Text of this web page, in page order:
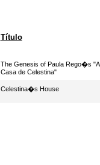
Título
The Genesis of Paula Rego�s "A
Casa de Celestina"
Celestina�s House